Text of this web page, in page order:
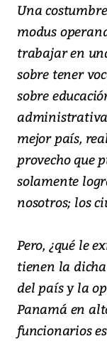
Una
modus
trabajar en
sobre tener
sobre
mejor país,
provecho que
solamente
nosotros; los
Pero, ¿qué le
tienen la
del país y la
Panamá en
funcionarios